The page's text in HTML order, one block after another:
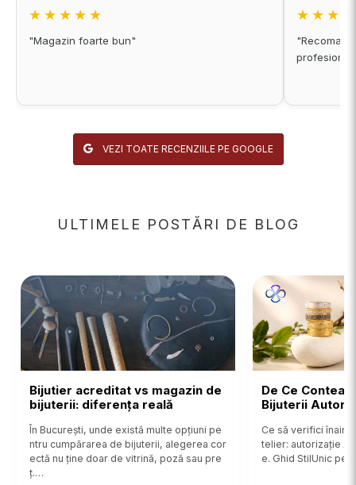
★★★★★
"Magazin foarte bun"
VEZI TOATE RECENZIILE PE GOOGLE
ULTIMELE POSTĂRI DE BLOG
Bijutier acreditat vs magazin de
bijuterii: diferența reală
În București, unde există multe opțiuni pe
ntru cumpărarea de bijuterii, alegerea cor
ectă nu ține doar de vitrină, poză sau pre
ț.…
De Ce
Bijuterii
Ce să verifici
telier: autorizație
e. Ghid StilUnic